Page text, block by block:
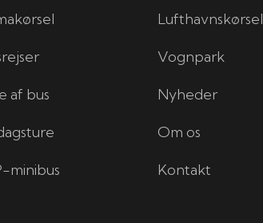
af bus
minibus
Lufthavnskørsel
Vognpark
Nyheder
Om os
Kontakt